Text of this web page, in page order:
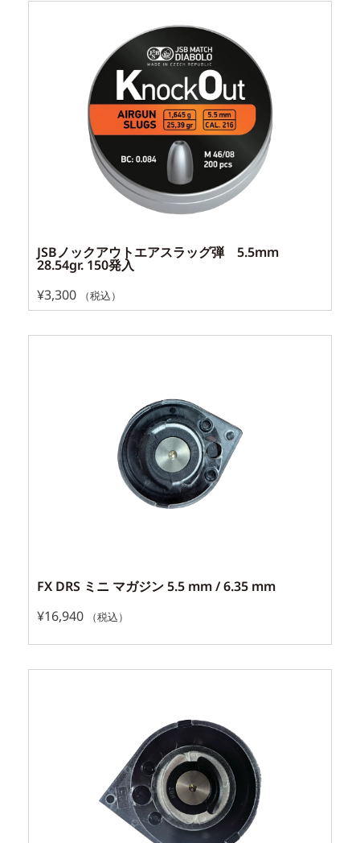
JSBノックアウトエアスラッグ弾 5.5mm
28.54gr. 150発入
¥3,300 （税込）
FX DRS ミニ マガジン 5.5 mm / 6.35 mm
¥16,940 （税込）